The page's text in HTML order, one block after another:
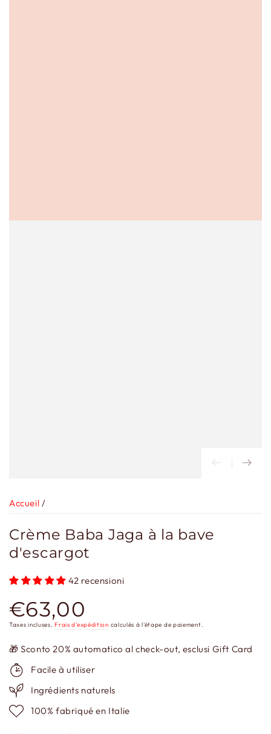
Accueil /
Crème Baba Jaga à la bave
d'escargot
42 recensioni
Prix
normal
€63,00
Taxes incluses.Frais d'expédition calculés à l'étape de paiement.
🎁 Sconto 20% automatico al check-out, esclusi Gift Card
Facile à utiliser
Ingrédients naturels
100% fabriqué en Italie